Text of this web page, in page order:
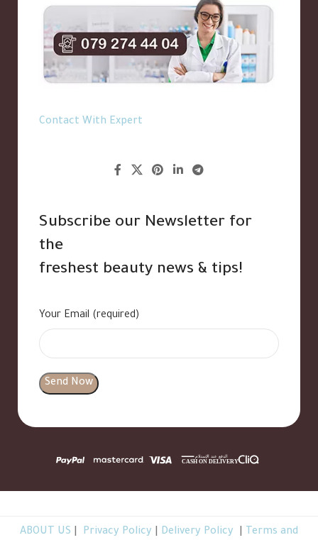
Contact With Expert
Subscribe our Newsletter for
the
freshest beauty news & tips!
Your Email (required)
ABOUT US Privacy Policy Delivery Policy Terms and